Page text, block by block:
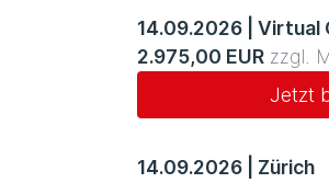
14.09.2026
Virtual
2.975,00 EUR zzgl.
Jetzt
14.09.2026
Zürich